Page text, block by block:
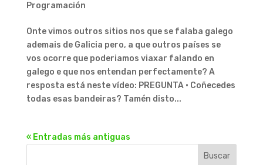
Programación
Onte vimos outros sitios nos que se falaba galego
ademais de Galicia pero, a que outros países se
vos ocorre que poderiamos viaxar falando en
galego e que nos entendan perfectamente? A
resposta está neste vídeo: PREGUNTA • Coñecedes
todas esas bandeiras? Tamén disto...
« Entradas más antiguas
Buscar